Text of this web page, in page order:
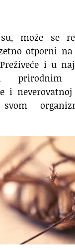
su, može se
otporni
i u
prirodnim
i